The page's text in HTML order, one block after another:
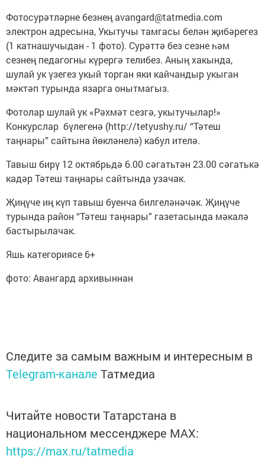
Фотосурәтләрне безнең avangard@tatmedia.com
электрон адресына, Укытучы тамгасы белән җибәрегез
(1 катнашучыдан - 1 фото). Сурәттә без сезне һәм
сезнең педагогны күрергә телибез. Аның хакында,
шулай ук үзегез укый торган яки кайчандыр укыган
мәктәп турында язарга онытмагыз.
Фотолар шулай ук «Рәхмәт сезгә, укытучылар!»
Конкурслар бүлегенә (http://tetyushy.ru/ “Тәтеш
таңнары” сайтына йөкләнелә) кабул ителә.
Тавыш бирү 12 октябрьдә 6.00 сәгатьтән 23.00 сәгатькә
кадәр Тәтеш таңнары сайтында узачак.
Җиңүче иң күп тавыш буенча билгеләнәчәк. Җиңүче
турында район “Тәтеш таңнары” газетасында мәкалә
бастырылачак.
Яшь категориясе 6+
фото: Авангард архивыннан
Следите за самым важным и интересным в
Telegram-канале Татмедиа
Читайте новости Татарстана в
национальном мессенджере MАХ:
https://max.ru/tatmedia